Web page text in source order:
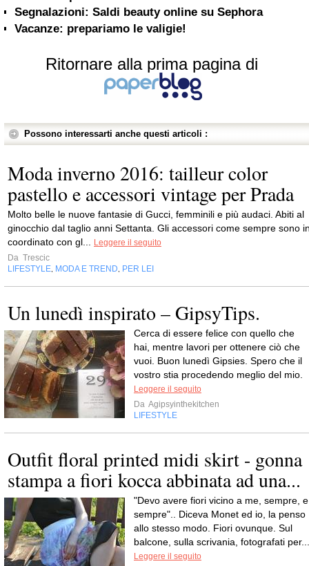
Segnalazioni: Saldi beauty online su Sephora
Vacanze: prepariamo le valigie!
Ritornare alla prima pagina di
Possono interessarti anche questi articoli :
Moda inverno 2016: tailleur color
pastello e accessori vintage per Prada
Molto belle le nuove fantasie di Gucci, femminili e più audaci. Abiti al
ginocchio dal taglio anni Settanta. Gli accessori come sempre sono
coordinato con gl... Leggere il seguito
Da Trescic
LIFESTYLE, MODA E TREND, PER LEI
Un lunedì inspirato – GipsyTips.
Cerca di essere felice con quello che
hai, mentre lavori per ottenere ciò che
vuoi. Buon lunedì Gipsies. Spero che il
vostro stia procedendo meglio del mio.
Leggere il seguito
Da Agipsyinthekitchen
LIFESTYLE
Outfit floral printed midi skirt - gonna
stampa a fiori kocca abbinata ad una...
"Devo avere fiori vicino a me, sempre, e
sempre".. Diceva Monet ed io, la penso
allo stesso modo. Fiori ovunque. Sul
balcone, sulla scrivania, fotografati per...
Leggere il seguito